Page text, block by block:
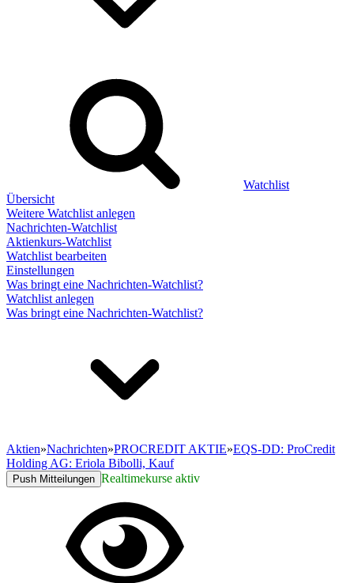
Watchlist
Übersicht
Weitere Watchlist anlegen
Nachrichten-Watchlist
Aktienkurs-Watchlist
Watchlist bearbeiten
Einstellungen
Was bringt eine Nachrichten-Watchlist?
Watchlist anlegen
Was bringt eine Nachrichten-Watchlist?
Aktien»Nachrichten»PROCREDIT AKTIE»EQS-DD: ProCredit
Holding AG: Eriola Bibolli, Kauf
Push Mitteilungen Realtimekurse aktiv